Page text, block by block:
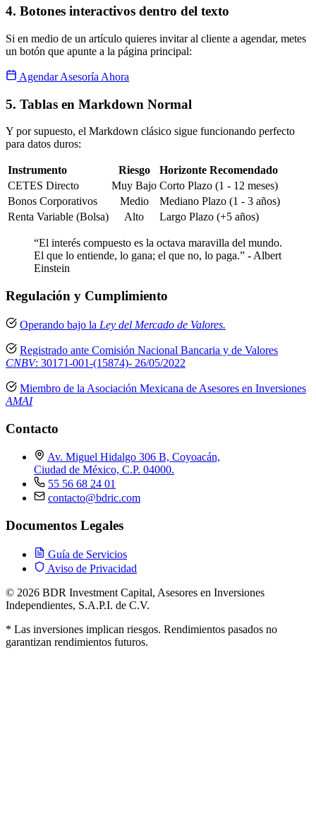
4. Botones interactivos dentro del texto
Si en medio de un artículo quieres invitar al cliente a agendar, metes
un botón que apunte a la página principal:
Agendar Asesoría Ahora
5. Tablas en Markdown Normal
Y por supuesto, el Markdown clásico sigue funcionando perfecto
para datos duros:
Instrumento Riesgo
Horizonte Recomendado
CETES Directo
Muy Bajo Corto Plazo (1 - 12 meses)
Bonos Corporativos
Medio
Mediano Plazo (1 - 3 años)
Renta Variable (Bolsa)
Alto Largo Plazo (+5 años)
“El interés compuesto es la octava maravilla del mundo.
El que lo entiende, lo gana; el que no, lo paga.” - Albert
Einstein
Regulación y Cumplimiento
Operando bajo la Ley del Mercado de Valores.
Registrado ante Comisión Nacional Bancaria y de Valores
CNBV: 30171-001-(15874)- 26/05/2022
Miembro de la Asociación Mexicana de Asesores en Inversiones
AMAI
Contacto
Av. Miguel Hidalgo 306 B, Coyoacán,
Ciudad de México, C.P. 04000.
55 56 68 24 01
contacto@bdric.com
Documentos Legales
Guía de Servicios
Aviso de Privacidad
© 2026 BDR Investment Capital, Asesores en Inversiones
Independientes, S.A.P.I. de C.V.
* Las inversiones implican riesgos. Rendimientos pasados no
garantizan rendimientos futuros.